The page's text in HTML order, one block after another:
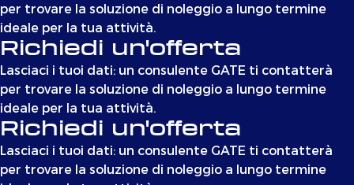
per trovare la soluzione di noleggio a lungo termine
ideale per la tua attività.
Richiedi un'offerta
Lasciaci i tuoi dati: un consulente GATE ti contatterà
per trovare la soluzione di noleggio a lungo termine
ideale per la tua attività.
Richiedi un'offerta
Lasciaci i tuoi dati: un consulente GATE ti contatterà
per trovare la soluzione di noleggio a lungo termine